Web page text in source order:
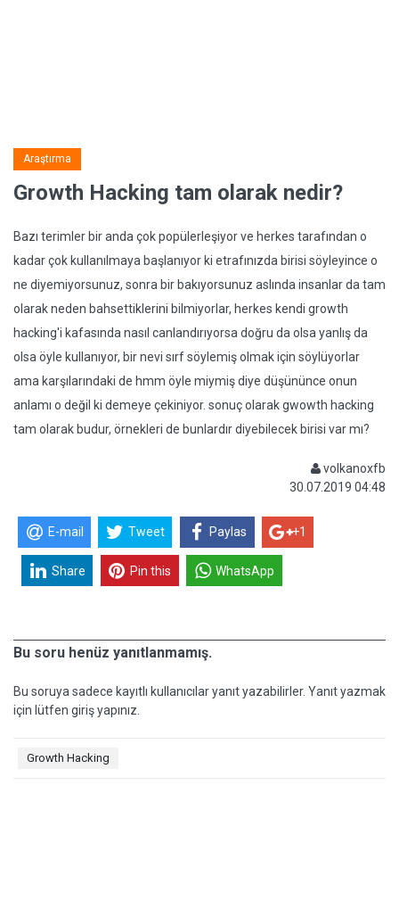
Araştırma
Growth Hacking tam olarak nedir?
Bazı terimler bir anda çok popülerleşiyor ve herkes tarafından o
kadar çok kullanılmaya başlanıyor ki etrafınızda birisi söyleyince o
ne diyemiyorsunuz, sonra bir bakıyorsunuz aslında insanlar da tam
olarak neden bahsettiklerini bilmiyorlar, herkes kendi growth
hacking'i kafasında nasıl canlandırıyorsa doğru da olsa yanlış da
olsa öyle kullanıyor, bir nevi sırf söylemiş olmak için söylüyorlar
ama karşılarındaki de hmm öyle miymiş diye düşününce onun
anlamı o değil ki demeye çekiniyor. sonuç olarak gwowth hacking
tam olarak budur, örnekleri de bunlardır diyebilecek birisi var mı?
volkanoxfb
30.07.2019 04:48
E-mail Tweet Paylas +1
Share Pin this WhatsApp
Bu soru henüz yanıtlanmamış.
Bu soruya sadece kayıtlı kullanıcılar yanıt yazabilirler. Yanıt yazmak
için lütfen giriş yapınız.
Growth Hacking